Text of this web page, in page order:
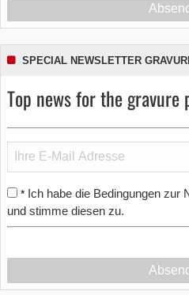
SPECIAL NEWSLETTER
Top news for the
* Ich habe die Bedingungen zur
und stimme diesen zu.